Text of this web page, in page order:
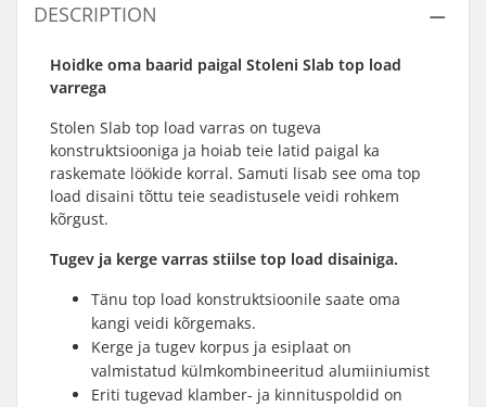
DESCRIPTION
Hoidke oma baarid paigal Stoleni Slab top load
varrega
Stolen Slab top load varras on tugeva
konstruktsiooniga ja hoiab teie latid paigal ka
raskemate löökide korral. Samuti lisab see oma top
load disaini tõttu teie seadistusele veidi rohkem
kõrgust.
Tugev ja kerge varras stiilse top load disainiga.
Tänu top load konstruktsioonile saate oma
kangi veidi kõrgemaks.
Kerge ja tugev korpus ja esiplaat on
valmistatud külmkombineeritud alumiiniumist
Eriti tugevad klamber- ja kinnituspoldid on